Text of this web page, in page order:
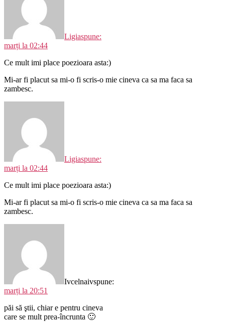
Ligiaspune:
marți la 02:44
Ce mult imi place poezioara asta:)
Mi-ar fi placut sa mi-o fi scris-o mie cineva ca sa ma faca sa
zambesc.
Ligiaspune:
marți la 02:44
Ce mult imi place poezioara asta:)
Mi-ar fi placut sa mi-o fi scris-o mie cineva ca sa ma faca sa
zambesc.
Ivcelnaivspune:
marți la 20:51
păi să ştii, chiar e pentru cineva
care se mult prea-încrunta 🙂